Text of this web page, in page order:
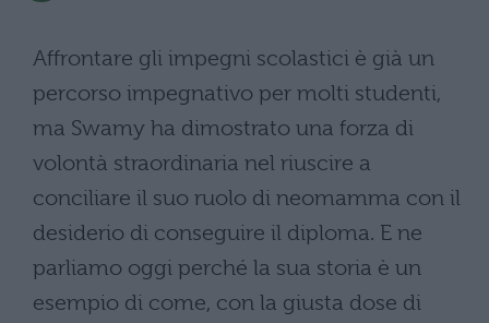
Affrontare gli impegni scolastici è già un
percorso impegnativo per molti studenti,
ma Swamy ha dimostrato una forza di
volontà straordinaria nel riuscire a
conciliare il suo ruolo di neomamma con il
desiderio di conseguire il diploma. E ne
parliamo oggi perché la sua storia è un
esempio di come, con la giusta dose di